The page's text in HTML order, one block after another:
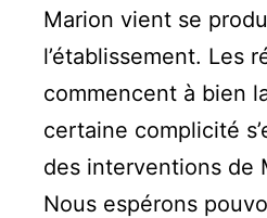
Marion vient se
l’établissement. Les
commencent à bien
certaine complicité
des interventions de
Nous espérons